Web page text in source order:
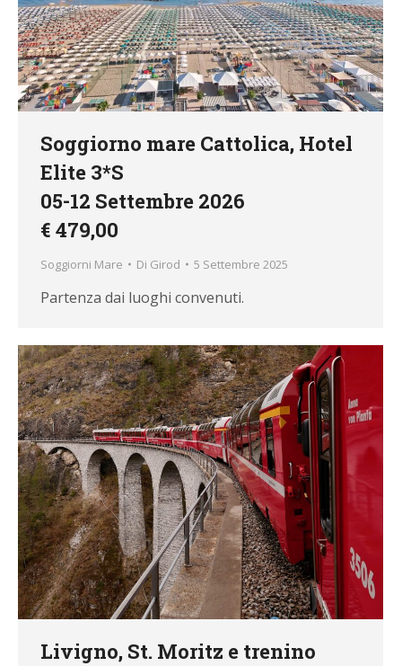
Soggiorno mare Cattolica, Hotel
Elite 3*S
05-12 Settembre 2026
€ 479,00
Soggiorni Mare Di Girod 5 Settembre 2025
Partenza dai luoghi convenuti.
Livigno, St. Moritz e trenino